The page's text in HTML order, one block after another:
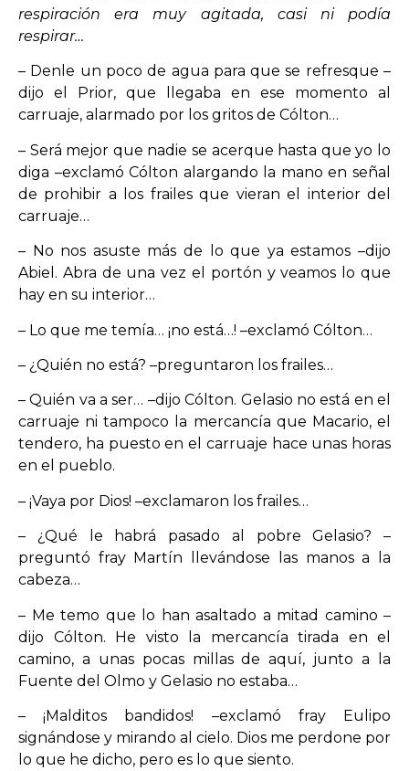
respiración era muy agitada, casi ni podía
respirar…
– Denle un poco de agua para que se refresque –
dijo el Prior, que llegaba en ese momento al
carruaje, alarmado por los gritos de Cólton…
– Será mejor que nadie se acerque hasta que yo lo
diga –exclamó Cólton alargando la mano en señal
de prohibir a los frailes que vieran el interior del
carruaje…
– No nos asuste más de lo que ya estamos –dijo
Abiel. Abra de una vez el portón y veamos lo que
hay en su interior…
– Lo que me temía… ¡no está…! –exclamó Cólton…
– ¿Quién no está? –preguntaron los frailes…
– Quién va a ser… –dijo Cólton. Gelasio no está en el
carruaje ni tampoco la mercancía que Macario, el
tendero, ha puesto en el carruaje hace unas horas
en el pueblo.
– ¡Vaya por Dios! –exclamaron los frailes…
– ¿Qué le habrá pasado al pobre Gelasio? –
preguntó fray Martín llevándose las manos a la
cabeza…
– Me temo que lo han asaltado a mitad camino –
dijo Cólton. He visto la mercancía tirada en el
camino, a unas pocas millas de aquí, junto a la
Fuente del Olmo y Gelasio no estaba…
– ¡Malditos bandidos! –exclamó fray Eulipo
signándose y mirando al cielo. Dios me perdone por
lo que he dicho, pero es lo que siento.